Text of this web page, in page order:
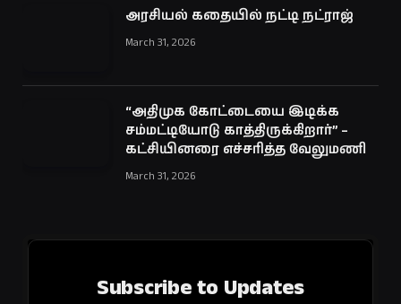
அரசியல் கதையில் நட்டி நட்ராஜ்
March 31, 2026
“அதிமுக கோட்டையை இடிக்க
சம்மட்டியோடு காத்திருக்கிறார்” –
கட்சியினரை எச்சரித்த வேலுமணி
March 31, 2026
Subscribe to Updates